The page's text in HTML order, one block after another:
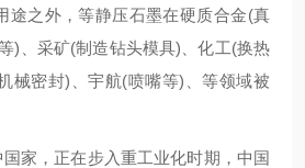
之外，等静压石墨在硬质合金(真
)、采矿(制造钻头模具)、化工(换热
械密封)、宇航(喷嘴等)、等领域被
家，正在步入重工业化时期，中国